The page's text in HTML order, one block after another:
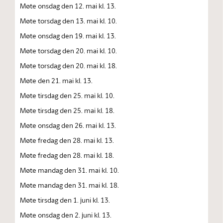
Møte onsdag den 12. mai kl. 13.
Møte torsdag den 13. mai kl. 10.
Møte onsdag den 19. mai kl. 13.
Møte torsdag den 20. mai kl. 10.
Møte torsdag den 20. mai kl. 18.
Møte den 21. mai kl. 13.
Møte tirsdag den 25. mai kl. 10.
Møte tirsdag den 25. mai kl. 18.
Møte onsdag den 26. mai kl. 13.
Møte fredag den 28. mai kl. 13.
Møte fredag den 28. mai kl. 18.
Møte mandag den 31. mai kl. 10.
Møte mandag den 31. mai kl. 18.
Møte tirsdag den 1. juni kl. 13.
Møte onsdag den 2. juni kl. 13.